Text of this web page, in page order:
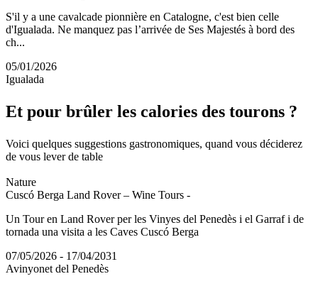
S'il y a une cavalcade pionnière en Catalogne, c'est bien celle
d'Igualada. Ne manquez pas l’arrivée de Ses Majestés à bord des
ch...
05/01/2026
Igualada
Et pour brûler les calories des tourons ?
Voici quelques suggestions gastronomiques, quand vous déciderez
de vous lever de table
Nature
Cuscó Berga Land Rover – Wine Tours -
Un Tour en Land Rover per les Vinyes del Penedès i el Garraf i de
tornada una visita a les Caves Cuscó Berga
07/05/2026 - 17/04/2031
Avinyonet del Penedès